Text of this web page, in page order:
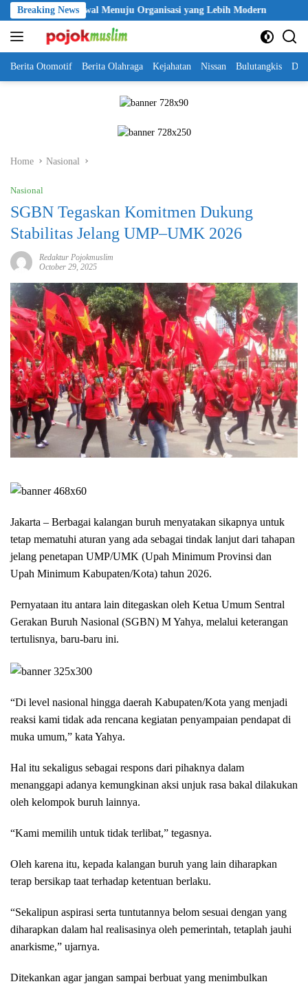
Skip
to
content
Breaking News
Awal Menuju Organisasi yang Lebih Modern Seleksi
Berita Otomotif Berita Olahraga Kejahatan Nissan Bulutangkis
Home Nasional
Nasional
SGBN Tegaskan Komitmen Dukung
Stabilitas Jelang UMP–UMK 2026
Redaktur Pojokmuslim
October 29, 2025
Jakarta – Berbagai kalangan buruh menyatakan sikapnya untuk
tetap mematuhi aturan yang ada sebagai tindak lanjut dari tahapan
jelang penetapan UMP/UMK (Upah Minimum Provinsi dan
Upah Minimum Kabupaten/Kota) tahun 2026.
Pernyataan itu antara lain ditegaskan oleh Ketua Umum Sentral
Gerakan Buruh Nasional (SGBN) M Yahya, melalui keterangan
tertulisnya, baru-baru ini.
“Di level nasional hingga daerah Kabupaten/Kota yang menjadi
reaksi kami tidak ada rencana kegiatan penyampaian pendapat di
muka umum,” kata Yahya.
Hal itu sekaligus sebagai respons dari pihaknya dalam
menanggapi adanya kemungkinan aksi unjuk rasa bakal dilakukan
oleh kelompok buruh lainnya.
“Kami memilih untuk tidak terlibat,” tegasnya.
Oleh karena itu, kepada kalangan buruh yang lain diharapkan
terap bersikap taat terhadap ketentuan berlaku.
“Sekalipun aspirasi serta tuntutannya belom sesuai dengan yang
diharapkan dalam hal realisasinya oleh pemerintah, tetaplah jauhi
anarkisme,” ujarnya.
Ditekankan agar jangan sampai berbuat yang menimbulkan